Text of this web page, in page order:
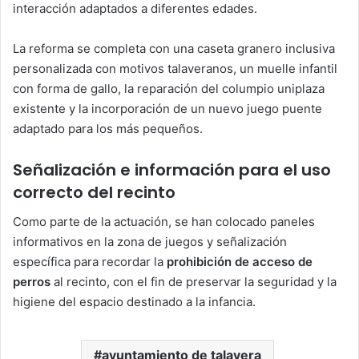
interacción adaptados a diferentes edades.
La reforma se completa con una caseta granero inclusiva
personalizada con motivos talaveranos, un muelle infantil
con forma de gallo, la reparación del columpio uniplaza
existente y la incorporación de un nuevo juego puente
adaptado para los más pequeños.
Señalización e información para el uso
correcto del recinto
Como parte de la actuación, se han colocado paneles
informativos en la zona de juegos y señalización
específica para recordar la prohibición de acceso de
perros al recinto, con el fin de preservar la seguridad y la
higiene del espacio destinado a la infancia.
ayuntamiento de talavera